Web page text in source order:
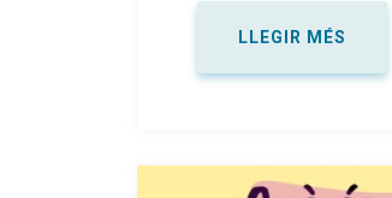
LLEGIR MÉS